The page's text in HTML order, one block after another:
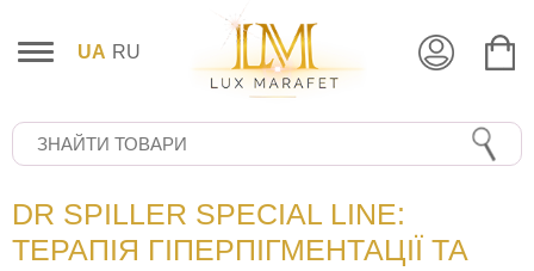
UA RU
DR SPILLER SPECIAL LINE:
ТЕРАПІЯ ГІПЕРПІГМЕНТАЦІЇ ТА